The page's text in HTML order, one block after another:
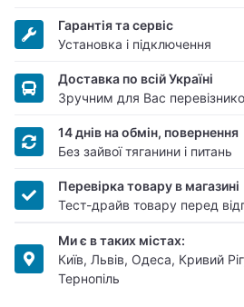
Гарантія та сервіс
Установка і підключення
Доставка по всій Україні
Зручним для Вас
14 днів на обмін, повернення
Без зайвої тяганини і питань
Перевірка товару в магазині
Тест-драйв товару перед
Ми є в таких містах:
Київ, Львів, Одеса, Кривий
Тернопіль